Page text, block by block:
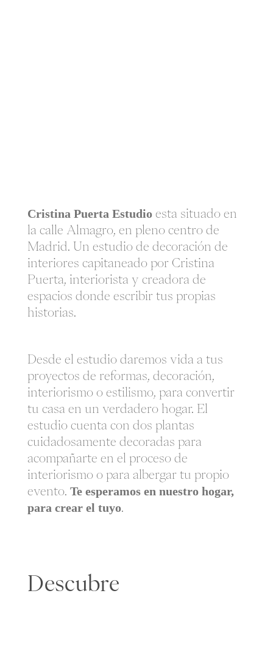
Cristina Puerta Estudio esta situado en
la calle Almagro, en pleno centro de
Madrid. Un estudio de decoración de
interiores capitaneado por Cristina
Puerta, interiorista y creadora de
espacios donde escribir tus propias
historias.
Desde el estudio daremos vida a tus
proyectos de reformas, decoración,
interiorismo o estilismo, para convertir
tu casa en un verdadero hogar. El
estudio cuenta con dos plantas
cuidadosamente decoradas para
acompañarte en el proceso de
interiorismo o para albergar tu propio
evento. Te esperamos en nuestro hogar,
para crear el tuyo.
Descubre